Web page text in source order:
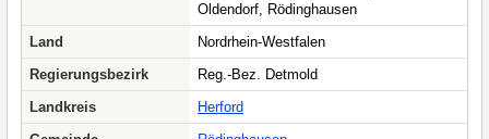
Oldendorf, Rödinghausen
Land
Nordrhein-Westfalen
Regierungsbezirk
Reg.-Bez. Detmold
Landkreis
Herford